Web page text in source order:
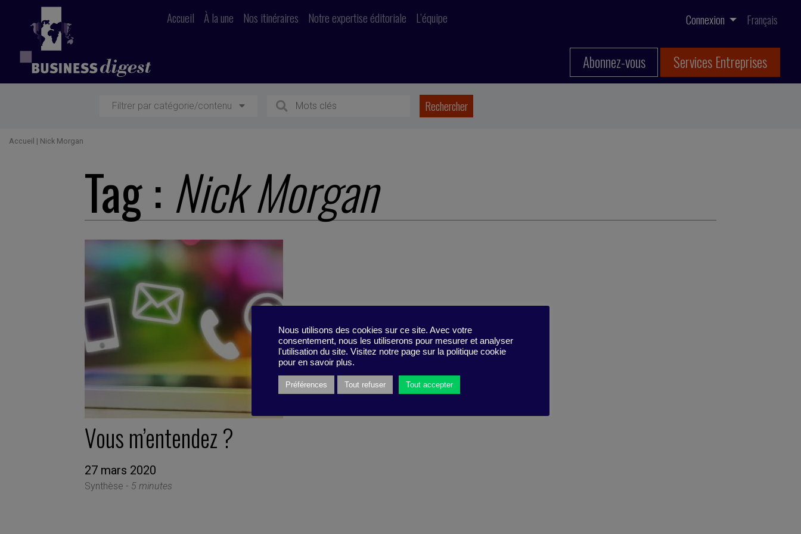
Accueil À la une Nos itinéraires Notre expertise éditoriale L’équipe Connexion Français
Abonnez-vous Services Entreprises
Filtrer par catégorie/contenu
Accueil | Nick Morgan
Tag : Nick Morgan
Vous m’entendez ?
27 mars 2020
Synthèse - 5 minutes
Nous utilisons des cookies sur ce site. Avec votre
consentement, nous les utiliserons pour mesurer et analyser
l'utilisation du site. Visitez notre page sur la politique cookie
pour en savoir plus.
Préférences Tout refuser Tout accepter